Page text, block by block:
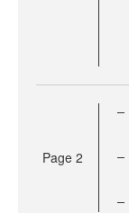
Page 2